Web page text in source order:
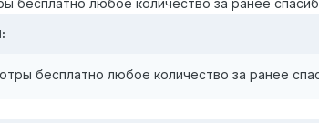
любое количество за ранее
бесплатно любое количество за ранее